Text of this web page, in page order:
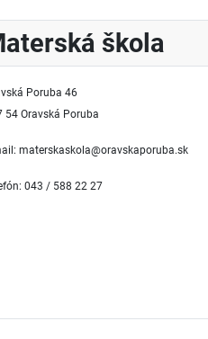
škola
Poruba 46
54 Oravská Poruba
materskaskola@oravskaporuba.sk
043 / 588 22 27